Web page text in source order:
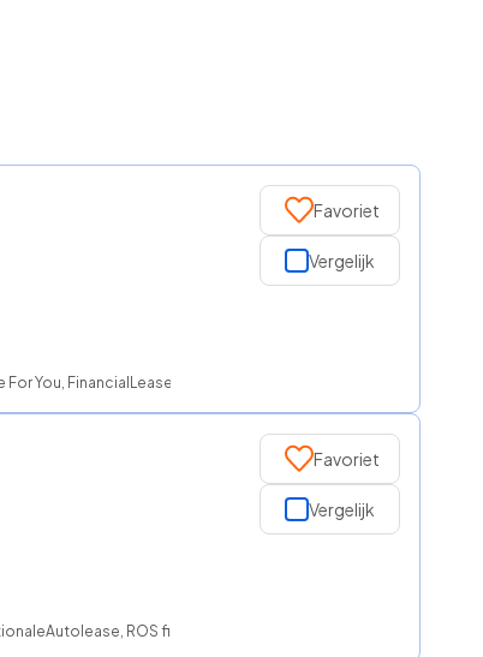
You, FinancialLease.nl, NationaleAutolease, ROS finance
Favoriet
Vergelijk
ROS finance
Favoriet
Vergelijk